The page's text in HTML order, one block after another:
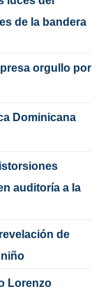
de la bandera
orgullo por
Dominicana
auditoría a la
de
Lorenzo